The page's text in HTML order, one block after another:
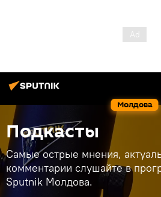
Молдова
Подкасты
Самые острые мнения,
комментарии слушайте в
Sputnik Молдова.